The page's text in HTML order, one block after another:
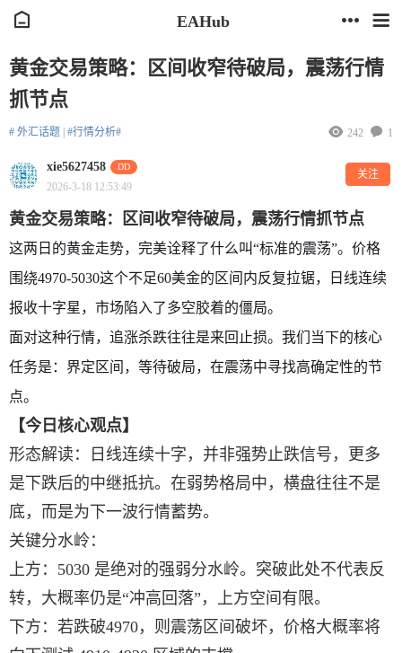
EAHub
黄金交易策略：区间收窄待破局，震荡行情
抓节点
# 外汇话题 #行情分析# 1
242
xie5627458 DD
2026-3-18 12:53:49
关注
黄金交易策略：区间收窄待破局，震荡行情抓节点
这两日的黄金走势，完美诠释了什么叫“标准的震荡”。价格
围绕4970-5030这个不足60美金的区间内反复拉锯，日线连续
报收十字星，市场陷入了多空胶着的僵局。
面对这种行情，追涨杀跌往往是来回止损。我们当下的核心
任务是：界定区间，等待破局，在震荡中寻找高确定性的节
点。
【今日核心观点】
形态解读：日线连续十字，并非强势止跌信号，更多
是下跌后的中继抵抗。在弱势格局中，横盘往往不是
底，而是为下一波行情蓄势。
关键分水岭：
上方：5030 是绝对的强弱分水岭。突破此处不代表反
转，大概率仍是“冲高回落”，上方空间有限。
下方：若跌破4970，则震荡区间破坏，价格大概率将